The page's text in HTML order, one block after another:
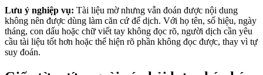
Lưu ý nghiệp vụ: Tài liệu mờ nhưng vẫn đoán được nội dung
không nên được dùng làm căn cứ để dịch. Với họ tên, số hiệu, ngày
tháng, con dấu hoặc chữ viết tay không đọc rõ, người dịch cần yêu
cầu tài liệu tốt hơn hoặc thể hiện rõ phần không đọc được, thay vì tự
suy đoán.